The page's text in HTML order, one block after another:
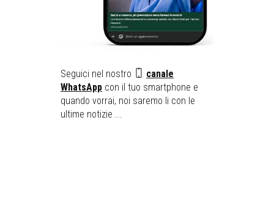
Seguici nel nostro
canale
WhatsApp con il tuo smartphone e
quando vorrai, noi saremo li con le
ultime notizie ...